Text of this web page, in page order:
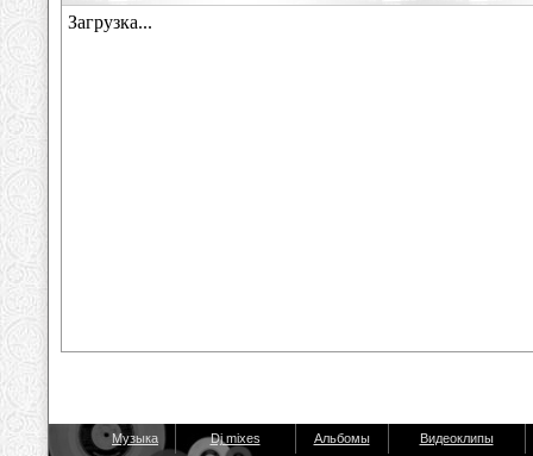
Музыка Dj mixes Альбомы
Видеоклипы